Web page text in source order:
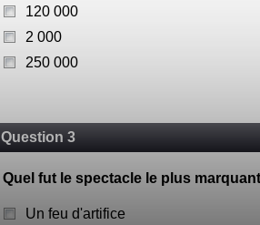
120 000
2 000
250 000
Question 3
Quel fut le spectacle le plus
Un feu d'artifice